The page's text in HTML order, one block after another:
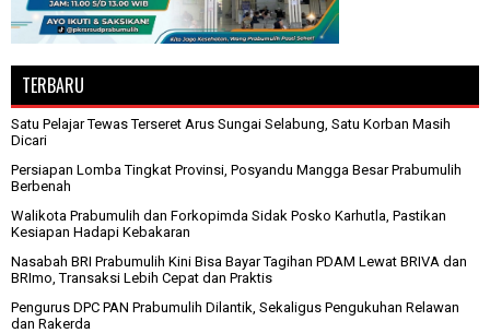
TERBARU
Satu Pelajar Tewas Terseret Arus Sungai Selabung, Satu Korban Masih
Dicari
Persiapan Lomba Tingkat Provinsi, Posyandu Mangga Besar Prabumulih
Berbenah
Walikota Prabumulih dan Forkopimda Sidak Posko Karhutla, Pastikan
Kesiapan Hadapi Kebakaran
Nasabah BRI Prabumulih Kini Bisa Bayar Tagihan PDAM Lewat BRIVA dan
BRImo, Transaksi Lebih Cepat dan Praktis
Pengurus DPC PAN Prabumulih Dilantik, Sekaligus Pengukuhan Relawan
dan Rakerda